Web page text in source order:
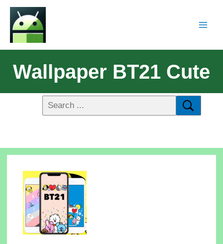
Wallpaper BT21 Cute